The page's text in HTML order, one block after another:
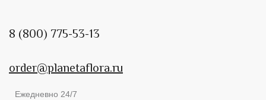
8 (800) 775-53-13
order@planetaflora.ru
Ежедневно 24/7